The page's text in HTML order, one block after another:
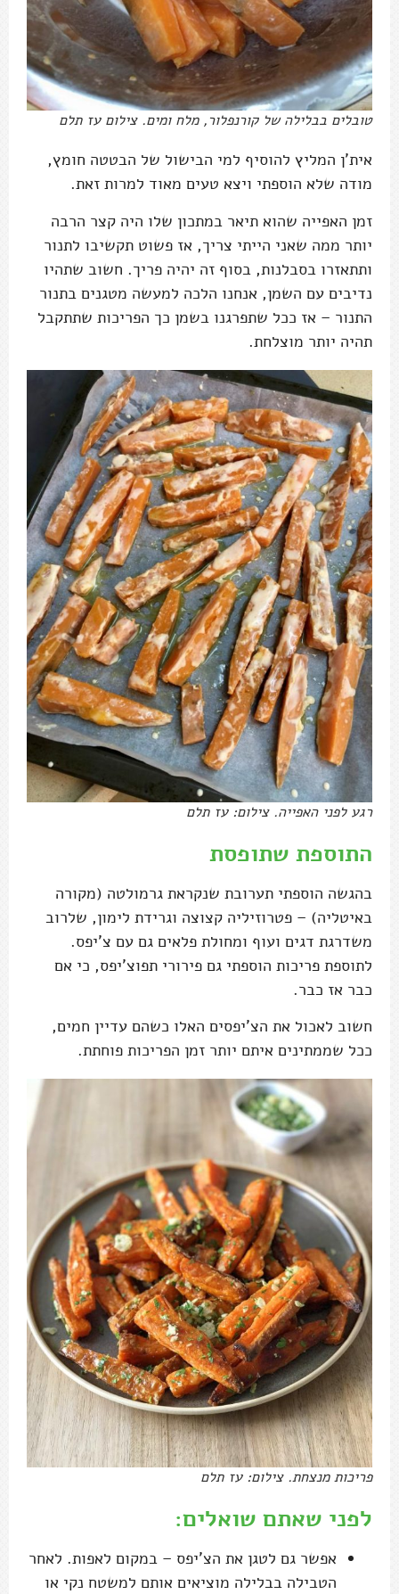
טובלים בבלילה של קורנפלור, מלח ומים. צילום עז תלם
אית'ן המליץ להוסיף למי הבישול של הבטטה חומץ,
מודה שלא הוספתי ויצא טעים מאוד למרות זאת.
זמן האפייה שהוא תיאר במתכון שלו היה קצר הרבה
יותר ממה שאני הייתי צריך, אז פשוט תקשיבו לתנור
ותתאזרו בסבלנות, בסוף זה יהיה פריך. חשוב שתהיו
נדיבים עם השמן, אנחנו הלכה למעשה מטגנים בתנור
התנור – אז ככל שתפרגנו בשמן כך הפריכות שתתקבל
תהיה יותר מוצלחת.
רגע לפני האפייה. צילום: עז תלם
התוספת שתופסת
בהגשה הוספתי תערובת שנקראת גרמולטה (מקורה
באיטליה) – פטרוזיליה קצוצה וגרידת לימון, שלרוב
משדרגת דגים ועוף ומחולת פלאים גם עם צ'יפס.
לתוספת פריכות הוספתי גם פירורי תפוצ'יפס, כי אם
כבר אז כבר.
חשוב לאכול את הצ'יפסים האלו כשהם עדיין חמים,
ככל שממתינים איתם יותר זמן הפריכות פוחתת.
פריכות מנצחת. צילום: עז תלם
לפני שאתם שואלים:
אפשר גם לטגן את הצ'יפס – במקום לאפות. לאחר
הטבילה בבלילה מוציאים אותם למשטח נקי או